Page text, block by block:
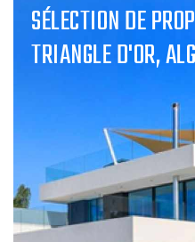
SÉLECTION DE
TRIANGLE D'OR,